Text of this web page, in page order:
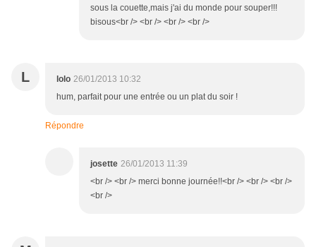
sous la couette,mais j'ai du monde pour souper!!!
bisous<br /> <br /> <br /> <br />
L lolo 26/01/2013 10:32
hum, parfait pour une entrée ou un plat du soir !
Répondre
josette 26/01/2013 11:39
<br /> <br /> merci bonne journée!!<br /> <br /> <br />
<br />